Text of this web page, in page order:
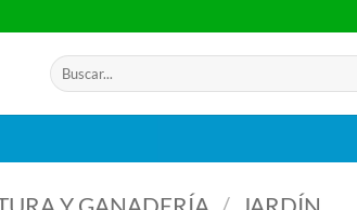
Buscar
por: